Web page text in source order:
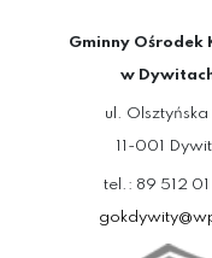
Gminny Ośrodek
w
ul. Olsztyńska
11-001
tel.: 89 512 01